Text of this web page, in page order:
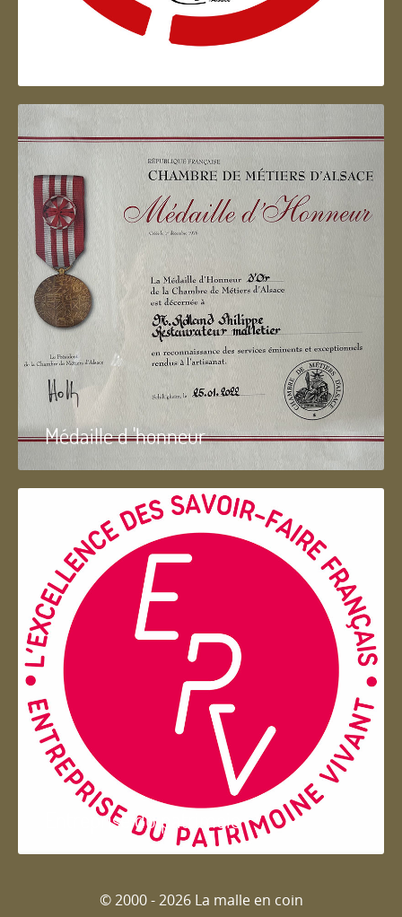
Artisan d'Alsace
Médaille d 'honneur
Entreprise du patrimoie
© 2000 - 2026 La malle en coin